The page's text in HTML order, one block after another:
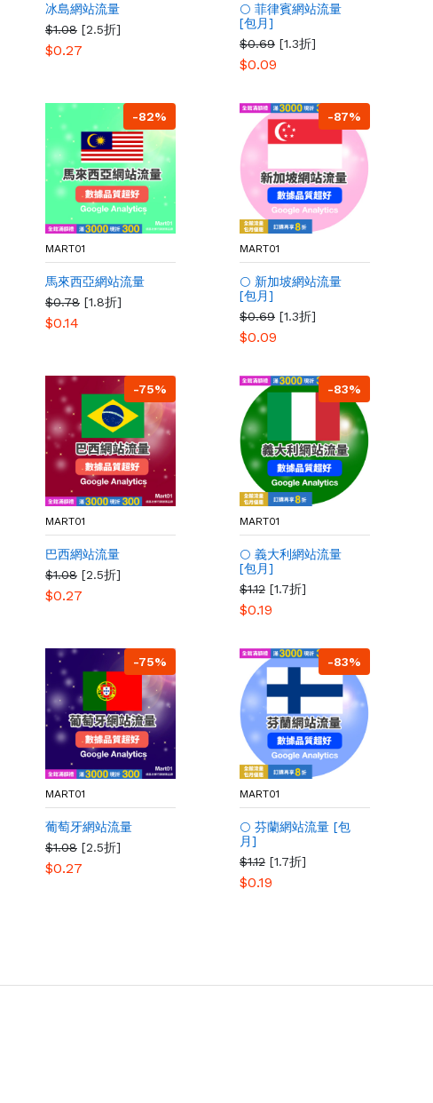
冰島網站流量
$1.08 [2.5折]
$0.27
🌕 菲律賓網站流量
[包月]
$0.69 [1.3折]
$0.09
-82%
MART01
馬來西亞網站流量
$0.78 [1.8折]
$0.14
-87%
MART01
🌕 新加坡網站流量
[包月]
$0.69 [1.3折]
$0.09
-75%
MART01
巴西網站流量
$1.08 [2.5折]
$0.27
-83%
MART01
🌕 義大利網站流量
[包月]
$1.12 [1.7折]
$0.19
-75%
MART01
葡萄牙網站流量
$1.08 [2.5折]
$0.27
-83%
MART01
🌕 芬蘭網站流量 [包
月]
$1.12 [1.7折]
$0.19